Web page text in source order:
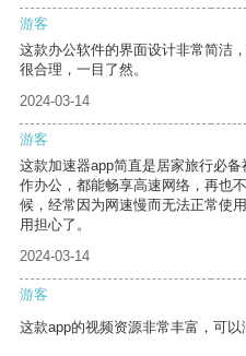
游客
这款办公软件的界面设计非常简洁
很合理，一目了然。
2024-03-14
游客
这款加速器app简直是居家旅行必
作办公，都能畅享高速网络，再也
候，经常因为网速慢而无法正常使
用担心了。
2024-03-14
游客
这款app的视频资源非常丰富，可以